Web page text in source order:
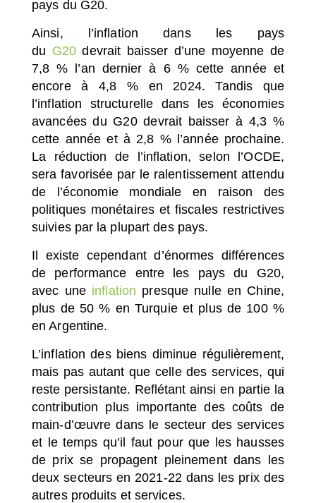
pays du G20.
Ainsi, l’inflation dans les pays
du G20 devrait baisser d’une moyenne de
7,8 % l’an dernier à 6 % cette année et
encore à 4,8 % en 2024. Tandis que
l’inflation structurelle dans les économies
avancées du G20 devrait baisser à 4,3 %
cette année et à 2,8 % l’année prochaine.
La réduction de l’inflation, selon l’OCDE,
sera favorisée par le ralentissement attendu
de l’économie mondiale en raison des
politiques monétaires et fiscales restrictives
suivies par la plupart des pays.
Il existe cependant d’énormes différences
de performance entre les pays du G20,
avec une inflation presque nulle en Chine,
plus de 50 % en Turquie et plus de 100 %
en Argentine.
L’inflation des biens diminue régulièrement,
mais pas autant que celle des services, qui
reste persistante. Reflétant ainsi en partie la
contribution plus importante des coûts de
main-d’œuvre dans le secteur des services
et le temps qu’il faut pour que les hausses
de prix se propagent pleinement dans les
deux secteurs en 2021-22 dans les prix des
autres produits et services.